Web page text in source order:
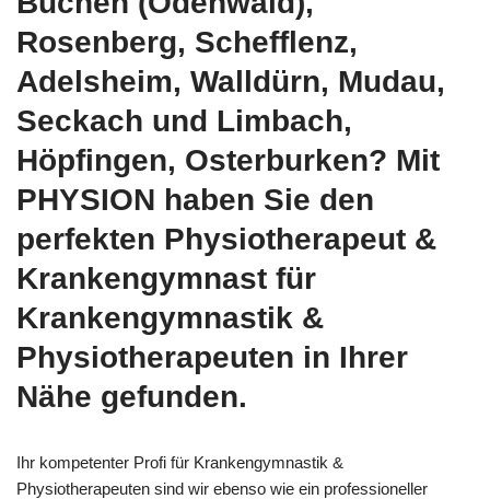
Rosenberg, Schefflenz,
Adelsheim, Walldürn, Mudau,
Seckach und Limbach,
Höpfingen, Osterburken? Mit
PHYSION haben Sie den
perfekten Physiotherapeut &
Krankengymnast für
Krankengymnastik &
Physiotherapeuten in Ihrer
Nähe gefunden.
Ihr kompetenter Profi für Krankengymnastik &
Physiotherapeuten sind wir ebenso wie ein professioneller